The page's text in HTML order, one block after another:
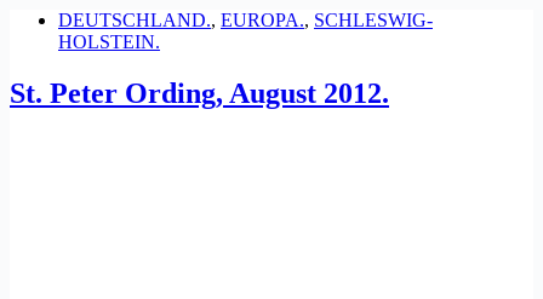
DEUTSCHLAND., EUROPA., SCHLESWIG-
HOLSTEIN.
St. Peter Ording, August 2012.